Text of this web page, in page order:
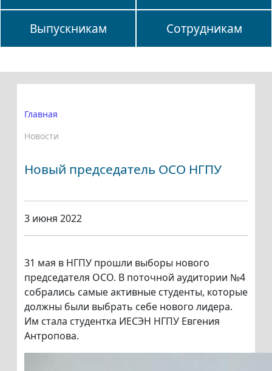
Выпускникам Сотрудникам
Главная
Новости
Новый председатель ОСО НГПУ
3 июня 2022
31 мая в НГПУ прошли выборы нового
председателя ОСО. В поточной аудитории №4
собрались самые активные студенты, которые
должны были выбрать себе нового лидера.
Им стала студентка ИЕСЭН НГПУ Евгения
Антропова.